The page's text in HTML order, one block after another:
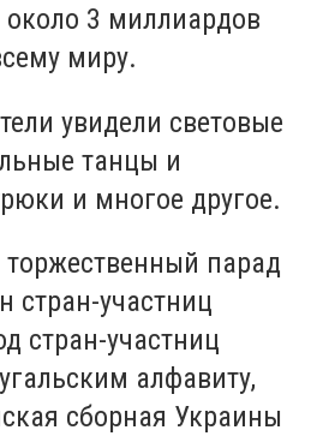
3 миллиардов
миру.
увидели световые
танцы и
и многое другое.
торжественный парад
стран-участниц
стран-участниц
алфавиту,
сборная Украины